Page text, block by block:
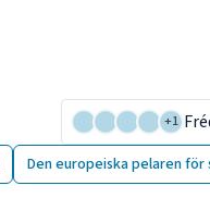
+1
Den europeiska pelaren